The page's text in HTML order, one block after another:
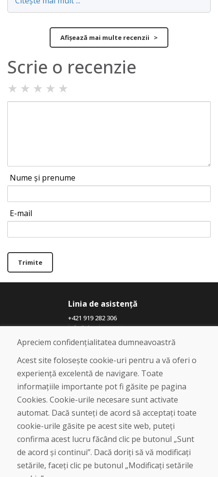
Afișează mai multe recenzii >
Scrie o recenzie
★ ★ ★ ★ ★
Nume și prenume
E-mail
Trimite
Linia de asistență
+421 919 282 306
info@domivosport.ro
Blog
Despre noi
Magazin
Contact
Cumpărare
Magazin online
Termeni și condiții de afaceri
Livrare și plată
Plângere
Apreciem confidențialitatea dumneavoastră
Acest site folosește cookie-uri pentru a vă oferi o
experiență excelentă de navigare. Toate
informațiile importante pot fi găsite pe pagina
Cookies. Cookie-urile necesare sunt activate
automat. Dacă sunteți de acord să acceptați toate
cookie-urile găsite pe acest site web, puteți
confirma acest lucru făcând clic pe butonul „Sunt
de acord și continui”. Dacă doriți să vă modificați
setările, faceți clic pe butonul „Modificați setările